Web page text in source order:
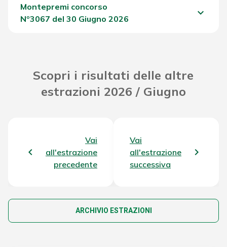
Montepremi concorso
Nº3067 del 30 Giugno 2026
keyboard_arrow_down
Scopri i risultati delle altre
estrazioni 2026 / Giugno
Vai
all'estrazione
precedente
Vai
all'estrazione
successiva
ARCHIVIO ESTRAZIONI